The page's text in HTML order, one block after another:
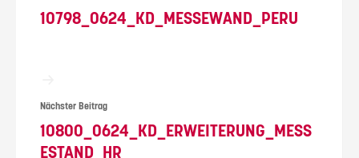
10798_0624_KD_MESSEWAND_PERU
Nächster Beitrag
10800_0624_KD_ERWEITERUNG_MESS
ESTAND_HR